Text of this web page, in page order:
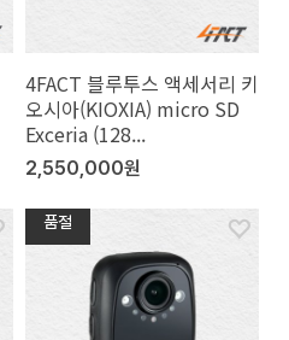
4FACT 블루투스 액세서리 키
오시아(KIOXIA) micro SD
Exceria (128...
2,550,000원
품절